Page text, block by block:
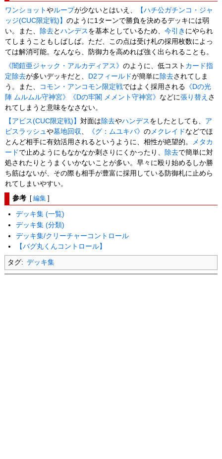
ワンショットやループが少ないとはいえ、
【ハチ公ガチンコ・ジャ
ッジ(CUC限定戦)】のように1ターンで勝負を決めるデッキには弱
い。また、 除去とハンデス を基本としているため、今引き にやられ
てしまうこともしばしば。ただ、この点は受け札の採用枚数によっ
ては解消可能。なんなら、防御力を高めれば強く出られることも。
《闇鎧亜ジャック・アルカディアス》のように、低コスト カード指
定除去が多いデッキだと、 D2フィールドが簡単に 除去されてしま
う。また、
コモン・アンコモン限定戦ではよく採用される 《Dの光
陣 ムルムル守神宮》
《Dの牢閣 メメント守神宮》 などに張り替え さ
れてしまうと意味をなさない。
【アビス(CUC限定戦)】対面は 除去やハンデス をしたとしても、 ア
ビスラッシュや墓地回収、 《グ：ムユキバ》のメクレイド などでほ
とんど相手に有効活用されるというように、相性が絶望的。
メタカ
ード で止めようにもなかなか刺さりにくかったり、 除去で簡単に対
処されたりとうまくいかないことが多い。早々に殴り始めるしか勝
ち筋はないが、その際も相手が豊富に採用している防御札に止めら
れてしまいやすい。
参考 [ 編集 ]
デッキ集 (一覧)
デッキ集 (分類)
デッキ集/クリーチャーコントロール
【バグ丸くんコントロール】
タグ: デッキ集